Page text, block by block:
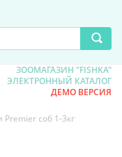
ЗООМАГАЗИН "FISHKA"
ЭЛЕКТРОННЫЙ КАТАЛОГ
ДЕМО ВЕРСИЯ
Premier соб 1-3кг